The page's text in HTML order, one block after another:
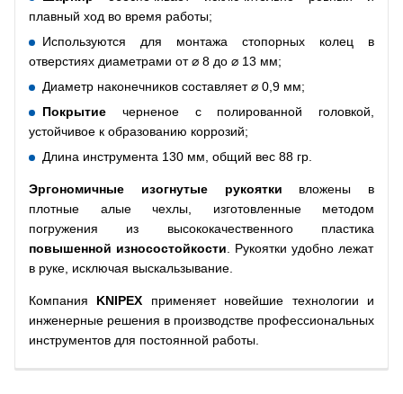
плавный ход во время работы;
Используются для монтажа стопорных колец в
отверстиях диаметрами от ⌀ 8 до ⌀ 13 мм;
Диаметр наконечников составляет ⌀ 0,9 мм;
Покрытие черненое с полированной головкой,
устойчивое к образованию коррозий;
Длина инструмента 130 мм, общий вес 88 гр.
Эргономичные изогнутые рукоятки вложены в
плотные алые чехлы, изготовленные методом
погружения из высококачественного пластика
повышенной износостойкости . Рукоятки удобно лежат
в руке, исключая выскальзывание.
Компания KNIPEX применяет новейшие технологии и
инженерные решения в производстве профессиональных
инструментов для постоянной работы.